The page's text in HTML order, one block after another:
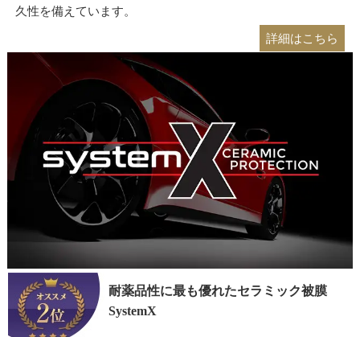
久性を備えています。
詳細はこちら
耐薬品性に最も優れたセラミック被膜
SystemX